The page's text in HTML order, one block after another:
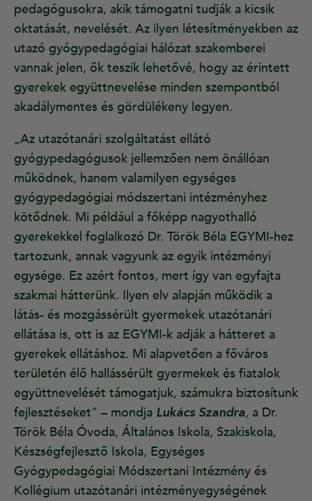
pedagógusokra, akik támogatni tudják a kicsik
oktatását, nevelését. Az ilyen létesítményekben az
utazó gyógypedagógiai hálózat szakemberei
vannak jelen, ők teszik lehetővé, hogy az érintett
gyerekek együttnevelése minden szempontból
akadálymentes és gördülékeny legyen.
„Az utazótanári szolgáltatást ellátó
gyógypedagógusok jellemzően nem önállóan
működnek, hanem valamilyen egységes
gyógypedagógiai módszertani intézményhez
kötődnek. Mi például a főképp nagyothalló
gyerekekkel foglalkozó Dr. Török Béla EGYMI-hez
tartozunk, annak vagyunk az egyik intézményi
egysége. Ez azért fontos, mert így van egyfajta
szakmai hátterünk. Ilyen elv alapján működik a
látás- és mozgássérült gyermekek utazótanári
ellátása is, ott is az EGYMI-k adják a hátteret a
gyerekek ellátáshoz. Mi alapvetően a főváros
területén élő hallássérült gyermekek és fiatalok
együttnevelését támogatjuk, számukra biztosítunk
fejlesztéseket" – mondja Lukács Szandra, a Dr.
Török Béla Óvoda, Általános Iskola, Szakiskola,
Készségfejlesztő Iskola, Egységes
Gyógypedagógiai Módszertani Intézmény és
Kollégium utazótanári intézményegységének